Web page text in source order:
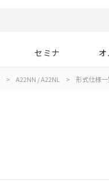
セミナ
> A22NN / A22NL > 形式仕様